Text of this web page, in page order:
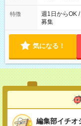
特徴
週1日からOK
募集
気になる！
編集部イチオ